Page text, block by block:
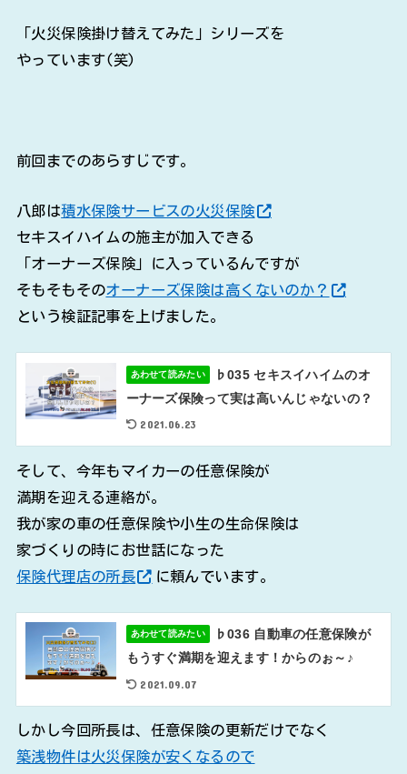
「火災保険掛け替えてみた」シリーズを
やっています(笑)
前回までのあらすじです。
八郎は積水保険サービスの火災保険
セキスイハイムの施主が加入できる
「オーナーズ保険」に入っているんですが
そもそもそのオーナーズ保険は高くないのか？
という検証記事を上げました。
あわせて読みたい
♭035 セキスイハイムのオ
ーナーズ保険って実は高いんじゃないの？
2021.06.23
そして、今年もマイカーの任意保険が
満期を迎える連絡が。
我が家の車の任意保険や小生の生命保険は
家づくりの時にお世話になった
保険代理店の所長
に頼んでいます。
あわせて読みたい
♭036 自動車の任意保険が
もうすぐ満期を迎えます！からのぉ～♪
2021.09.07
しかし今回所長は、任意保険の更新だけでなく
築浅物件は火災保険が安くなるので